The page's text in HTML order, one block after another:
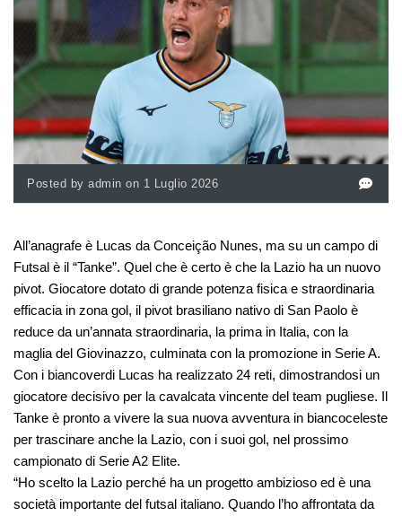
Posted by admin on 1 Luglio 2026
All’anagrafe è Lucas da Conceição Nunes, ma su un campo di
Futsal è il “Tanke”. Quel che è certo è che la Lazio ha un nuovo
pivot. Giocatore dotato di grande potenza fisica e straordinaria
efficacia in zona gol, il pivot brasiliano nativo di San Paolo è
reduce da un’annata straordinaria, la prima in Italia, con la
maglia del Giovinazzo, culminata con la promozione in Serie A.
Con i biancoverdi Lucas ha realizzato 24 reti, dimostrandosi un
giocatore decisivo per la cavalcata vincente del team pugliese. Il
Tanke è pronto a vivere la sua nuova avventura in biancoceleste
per trascinare anche la Lazio, con i suoi gol, nel prossimo
campionato di Serie A2 Elite.
“Ho scelto la Lazio perché ha un progetto ambizioso ed è una
società importante del futsal italiano. Quando l’ho affrontata da